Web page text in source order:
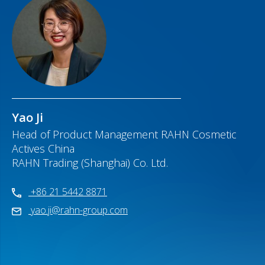
Yao Ji
Head of Product Management RAHN Cosmetic
Actives China
RAHN Trading (Shanghai) Co. Ltd.
+86 21 5442 8871
yao.ji@rahn-group.com